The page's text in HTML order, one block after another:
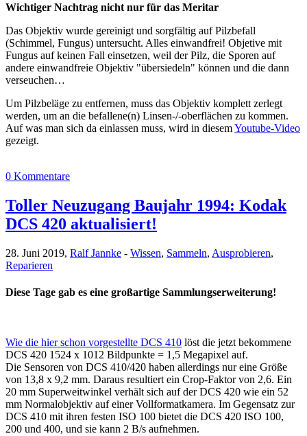
Wichtiger Nachtrag nicht nur für das Meritar
Das Objektiv wurde gereinigt und sorgfältig auf Pilzbefall
(Schimmel, Fungus) untersucht. Alles einwandfrei! Objetive mit
Fungus auf keinen Fall einsetzen, weil der Pilz, die Sporen auf
andere einwandfreie Objektiv "übersiedeln" können und die dann
verseuchen…
Um Pilzbeläge zu entfernen, muss das Objektiv komplett zerlegt
werden, um an die befallene(n) Linsen-/-oberflächen zu kommen.
Auf was man sich da einlassen muss, wird in diesemYoutube-Video
gezeigt.
0 Kommentare
Toller Neuzugang Baujahr 1994: Kodak
DCS 420 aktualisiert!
28. Juni 2019, Ralf Jannke - Wissen, Sammeln, Ausprobieren,
Reparieren
Diese Tage gab es eine großartige Sammlungserweiterung!
Wie die hier schon vorgestellte DCS 410 löst die jetzt bekommene
DCS 420 1524 x 1012 Bildpunkte = 1,5 Megapixel auf.
Die Sensoren von DCS 410/420 haben allerdings nur eine Größe
von 13,8 x 9,2 mm. Daraus resultiert ein Crop-Faktor von 2,6. Ein
20 mm Superweitwinkel verhält sich auf der DCS 420 wie ein 52
mm Normalobjektiv auf einer Vollformatkamera. Im Gegensatz zur
DCS 410 mit ihren festen ISO 100 bietet die DCS 420 ISO 100,
200 und 400, und sie kann 2 B/s aufnehmen.